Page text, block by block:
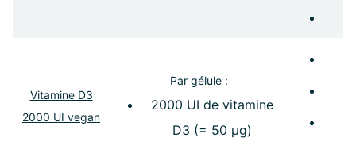
Vitamine D3
2000 UI vegan
Par gélule :
2000 UI de vitamine
D3 (= 50 µg)